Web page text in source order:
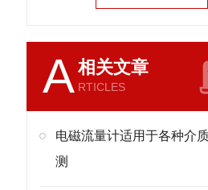
A相关文章
RTICLES
电磁流量计适用于各种介
测